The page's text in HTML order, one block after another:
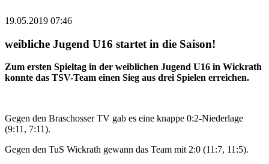
19.05.2019 07:46
weibliche Jugend U16 startet in die Saison!
Zum ersten Spieltag in der weiblichen Jugend U16 in Wickrath
konnte das TSV-Team einen Sieg aus drei Spielen erreichen.
Gegen den Braschosser TV gab es eine knappe 0:2-Niederlage
(9:11, 7:11).
Gegen den TuS Wickrath gewann das Team mit 2:0 (11:7, 11:5).